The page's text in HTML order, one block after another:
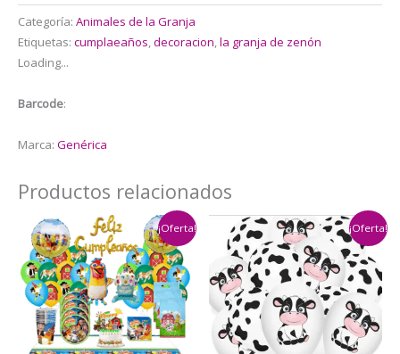
La
Granja
de
Zenón
Categoría: Animales de la Granja
Etiquetas: cumplaeaños,decoracion,la granja de zenón
Loading...
Barcode:
Marca: Genérica
Productos relacionados
¡Oferta! ¡Oferta!